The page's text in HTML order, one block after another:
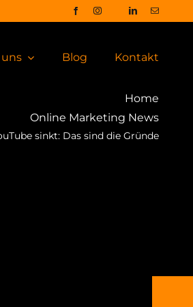
Blog Kontakt
Home
Online Marketing News
sinkt: Das sind die Gründe